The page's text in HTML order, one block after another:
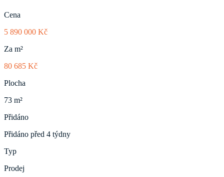
Cena
5 890 000 Kč
Za m²
80 685 Kč
Plocha
73 m²
Přidáno
Přidáno před 4 týdny
Typ
Prodej